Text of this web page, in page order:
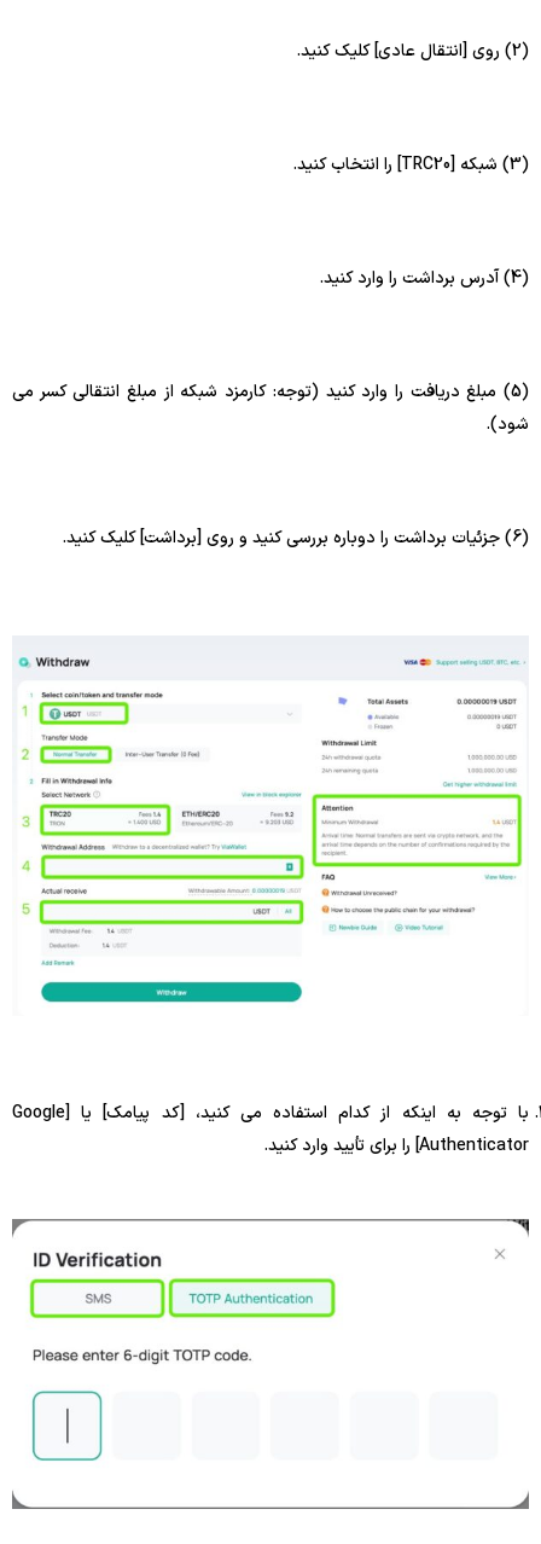
(2) روی [انتقال عادی] کلیک کنید.
(3) شبکه [TRC20] را انتخاب کنید.
(4) آدرس برداشت را وارد کنید.
(5) مبلغ دریافت را وارد کنید (توجه: کارمزد شبکه از مبلغ انتقالی کسر می
شود).
(6) جزئیات برداشت را دوباره بررسی کنید و روی [برداشت] کلیک کنید.
با توجه به اینکه از کدام استفاده می کنید، [کد پیامک] یا [Google
Authenticator] را برای تأیید وارد کنید.